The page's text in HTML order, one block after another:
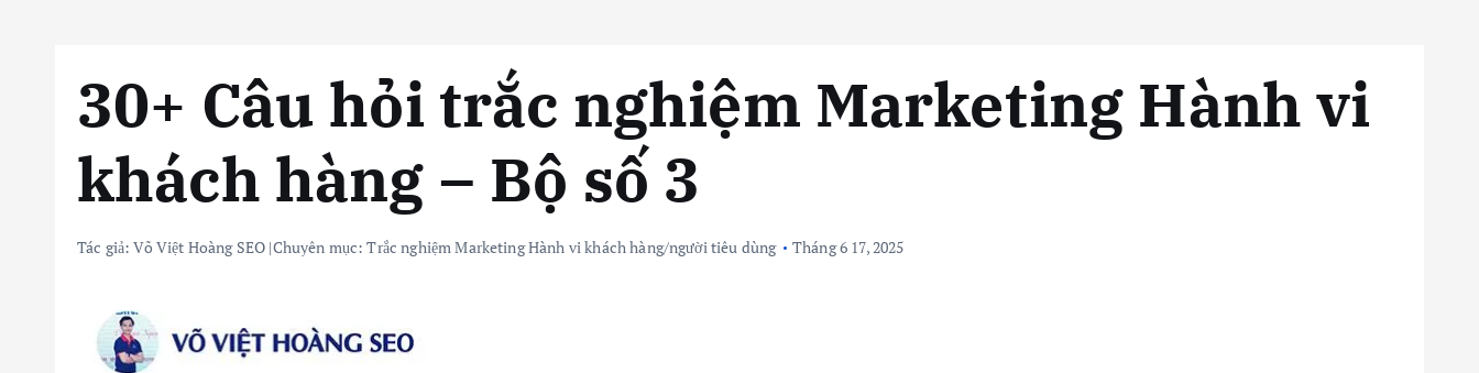
30+ Câu hỏi trắc nghiệm Marketing Hành vi
khách hàng – Bộ số 3
Tác giả:Võ Việt Hoàng SEO |Chuyên mục:Trắc nghiệm Marketing Hành vi khách hàng/người tiêu dùng Tháng 6 17, 2025